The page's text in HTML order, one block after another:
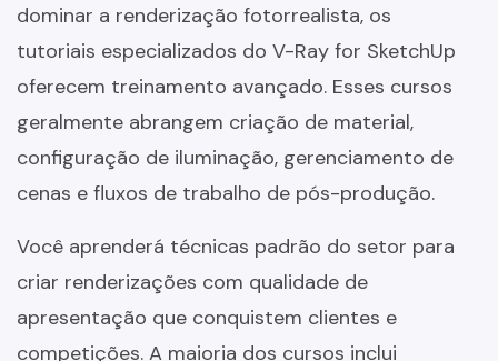
dominar a renderização fotorrealista, os
tutoriais especializados do V-Ray for SketchUp
oferecem treinamento avançado. Esses cursos
geralmente abrangem criação de material,
configuração de iluminação, gerenciamento de
cenas e fluxos de trabalho de pós-produção.
Você aprenderá técnicas padrão do setor para
criar renderizações com qualidade de
apresentação que conquistem clientes e
competições. A maioria dos cursos inclui